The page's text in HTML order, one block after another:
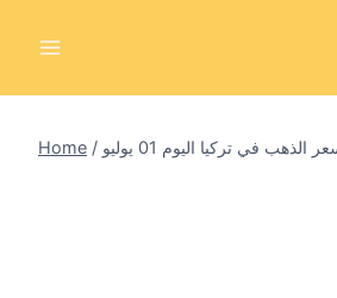
Home / سعر الذهب في تركيا اليوم 01 يوليو